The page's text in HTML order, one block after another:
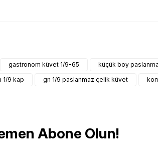
gastronom küvet 1/9-65 küçük boy
1/9 kap
gn 1/9 paslanmaz çelik küvet
Abone Olun!